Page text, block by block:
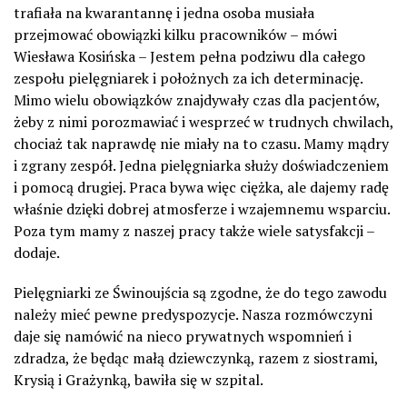
trafiała na kwarantannę i jedna osoba musiała
przejmować obowiązki kilku pracowników – mówi
Wiesława Kosińska – Jestem pełna podziwu dla całego
zespołu pielęgniarek i położnych za ich determinację.
Mimo wielu obowiązków znajdywały czas dla pacjentów,
żeby z nimi porozmawiać i wesprzeć w trudnych chwilach,
chociaż tak naprawdę nie miały na to czasu. Mamy mądry
i zgrany zespół. Jedna pielęgniarka służy doświadczeniem
i pomocą drugiej. Praca bywa więc ciężka, ale dajemy radę
właśnie dzięki dobrej atmosferze i wzajemnemu wsparciu.
Poza tym mamy z naszej pracy także wiele satysfakcji –
dodaje.
Pielęgniarki ze Świnoujścia są zgodne, że do tego zawodu
należy mieć pewne predyspozycje. Nasza rozmówczyni
daje się namówić na nieco prywatnych wspomnień i
zdradza, że będąc małą dziewczynką, razem z siostrami,
Krysią i Grażynką, bawiła się w szpital.